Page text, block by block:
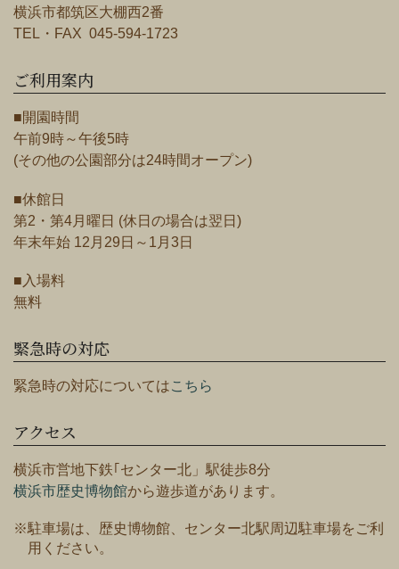
横浜市都筑区大棚西2番
TEL・FAX 045-594-1723
ご利用案内
■開園時間
午前9時～午後5時
(その他の公園部分は24時間オープン)
■休館日
第2・第4月曜日 (休日の場合は翌日)
年末年始 12月29日～1月3日
■入場料
無料
緊急時の対応
緊急時の対応についてはこちら
アクセス
横浜市営地下鉄｢センター北」駅徒歩8分
横浜市歴史博物館から遊歩道があります。
※駐車場は、歴史博物館、センター北駅周辺駐車場をご利
用ください。